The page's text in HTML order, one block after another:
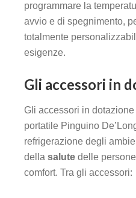
programmare la
avvio e di spegnimento,
totalmente
esigenze.
Gli accessori in
Gli accessori in
portatile Pinguino
refrigerazione degli
della salute delle
comfort. Tra gli accessori: